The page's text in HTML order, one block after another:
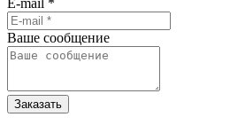
E-mail *
Ваше сообщение